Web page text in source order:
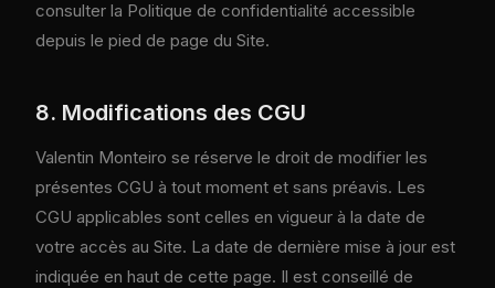
consulter la Politique de confidentialité accessible
depuis le pied de page du Site.
8. Modifications des CGU
Valentin Monteiro se réserve le droit de modifier les
présentes CGU à tout moment et sans préavis. Les
CGU applicables sont celles en vigueur à la date de
votre accès au Site. La date de dernière mise à jour est
indiquée en haut de cette page. Il est conseillé de